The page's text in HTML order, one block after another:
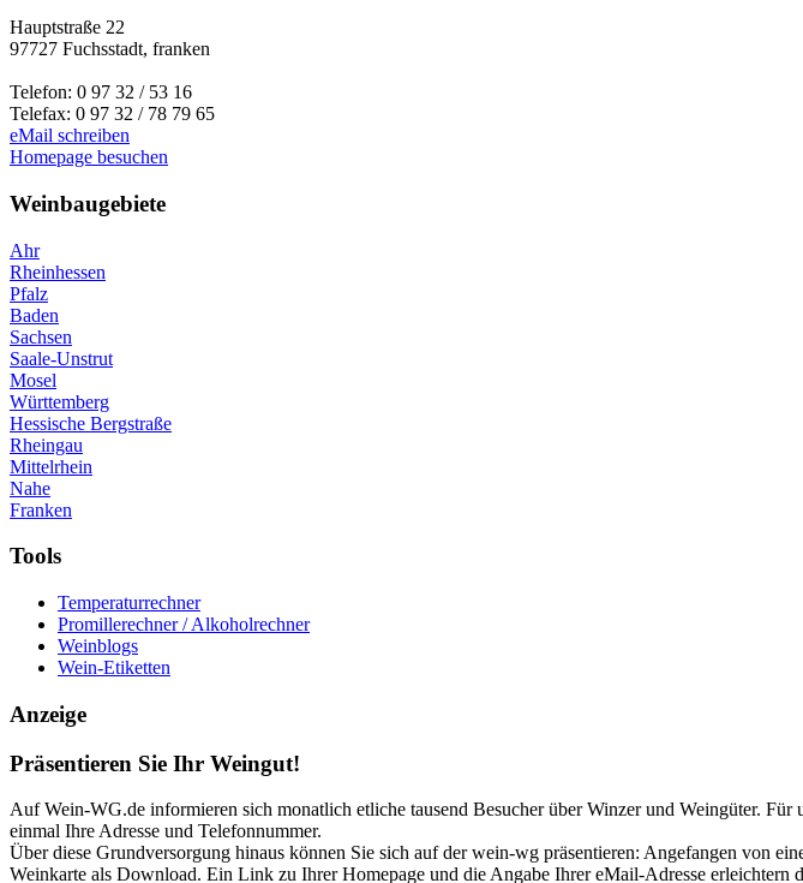
Hauptstraße 22
97727 Fuchsstadt, franken
Telefon: 0 97 32 / 53 16
Telefax: 0 97 32 / 78 79 65
eMail schreiben
Homepage besuchen
Weinbaugebiete
Ahr
Rheinhessen
Pfalz
Baden
Sachsen
Saale-Unstrut
Mosel
Württemberg
Hessische Bergstraße
Rheingau
Mittelrhein
Nahe
Franken
Tools
Temperaturrechner
Promillerechner / Alkoholrechner
Weinblogs
Wein-Etiketten
Anzeige
Präsentieren Sie Ihr Weingut!
Auf Wein-WG.de informieren sich monatlich etliche tausend Besucher über Winzer und Weingüter.
einmal Ihre Adresse und Telefonnummer.
Über diese Grundversorgung hinaus können Sie sich auf der wein-wg präsentieren: Angefangen von
Weinkarte als Download. Ein Link zu Ihrer Homepage und die Angabe Ihrer eMail-Adresse erleichtern